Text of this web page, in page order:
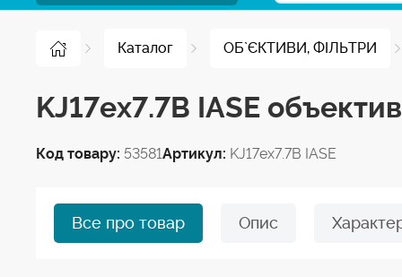
Каталог ОБ`ЄКТИВИ, ФІЛЬТРИ
KJ17ex7.7B IASE
Код товару: 53581Артикул: KJ17ex7.7B IASE
Все про товар Опис